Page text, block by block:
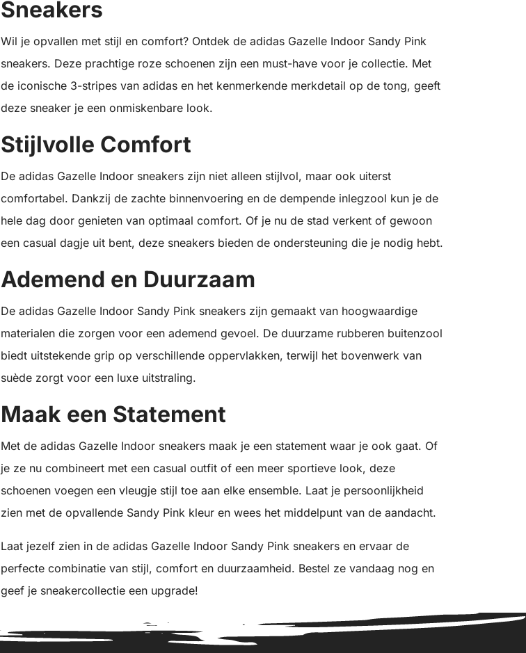
Sneakers
Wil je opvallen met stijl en comfort? Ontdek de adidas Gazelle Indoor Sandy Pink
sneakers. Deze prachtige roze schoenen zijn een must-have voor je collectie. Met
de iconische 3-stripes van adidas en het kenmerkende merkdetail op de tong, geeft
deze sneaker je een onmiskenbare look.
Stijlvolle Comfort
De adidas Gazelle Indoor sneakers zijn niet alleen stijlvol, maar ook uiterst
comfortabel. Dankzij de zachte binnenvoering en de dempende inlegzool kun je de
hele dag door genieten van optimaal comfort. Of je nu de stad verkent of gewoon
een casual dagje uit bent, deze sneakers bieden de ondersteuning die je nodig hebt.
Ademend en Duurzaam
De adidas Gazelle Indoor Sandy Pink sneakers zijn gemaakt van hoogwaardige
materialen die zorgen voor een ademend gevoel. De duurzame rubberen buitenzool
biedt uitstekende grip op verschillende oppervlakken, terwijl het bovenwerk van
suède zorgt voor een luxe uitstraling.
Maak een Statement
Met de adidas Gazelle Indoor sneakers maak je een statement waar je ook gaat. Of
je ze nu combineert met een casual outfit of een meer sportieve look, deze
schoenen voegen een vleugje stijl toe aan elke ensemble. Laat je persoonlijkheid
zien met de opvallende Sandy Pink kleur en wees het middelpunt van de aandacht.
Laat jezelf zien in de adidas Gazelle Indoor Sandy Pink sneakers en ervaar de
perfecte combinatie van stijl, comfort en duurzaamheid. Bestel ze vandaag nog en
geef je sneakercollectie een upgrade!